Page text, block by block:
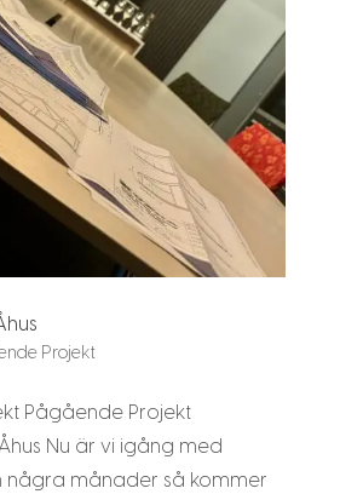
Projekt
Pågående Projekt
Nu är vi igång med
några månader så kommer